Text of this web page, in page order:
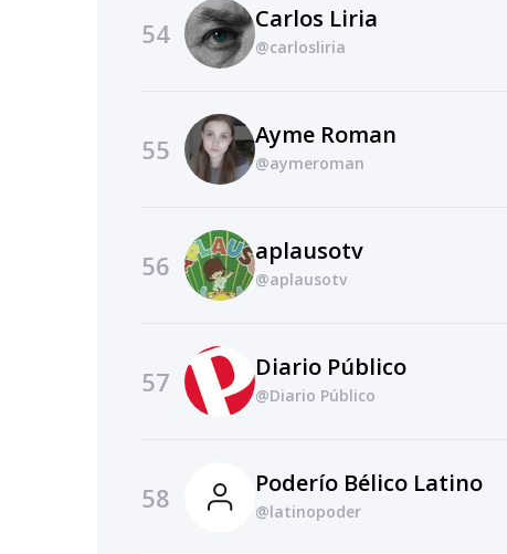
54 Carlos Liria
@carlosliria
55 Ayme Roman
@aymeroman
56 aplausotv
@aplausotv
57 Diario Público
@Diario Público
58 Poderío Bélico Latino
@latinopoder